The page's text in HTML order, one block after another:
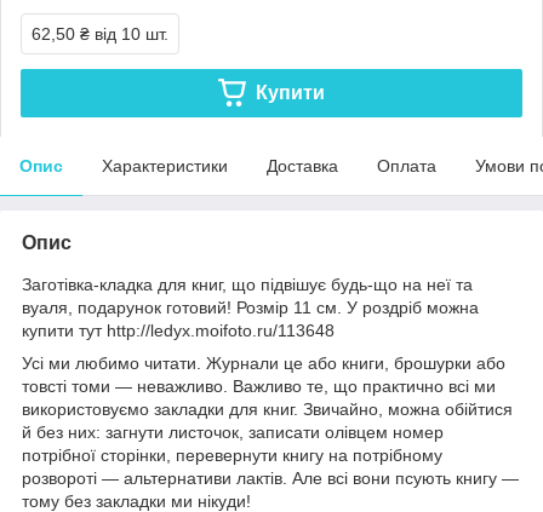
62,50 ₴ від 10 шт.
Купити
Опис Характеристики Доставка Оплата Умови
Опис
Заготівка-кладка для книг, що підвішує будь-що на неї та
вуаля, подарунок готовий! Розмір 11 см. У роздріб можна
купити тут http://ledyx.moifoto.ru/113648
Усі ми любимо читати. Журнали це або книги, брошурки або
товсті томи — неважливо. Важливо те, що практично всі ми
використовуємо закладки для книг. Звичайно, можна обійтися
й без них: загнути листочок, записати олівцем номер
потрібної сторінки, перевернути книгу на потрібному
розвороті — альтернативи лактів. Але всі вони псують книгу —
тому без закладки ми нікуди!